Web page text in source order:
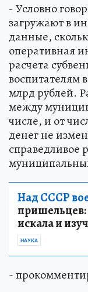
- Условно
загружают в
данные,
оперативная
расчета
воспитателям
млрд рублей.
между
числе, и от
денег не
справедливое
Над СССР
пришельцев:
искала и
НАУКА
-